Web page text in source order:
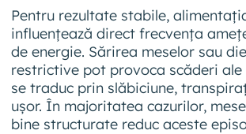
Pentru rezultate stabile,
influențează direct frecvența
de energie. Sărirea meselor sau
restrictive pot provoca scăderi ale
se traduc prin slăbiciune,
ușor. În majoritatea cazurilor,
bine structurate reduc aceste